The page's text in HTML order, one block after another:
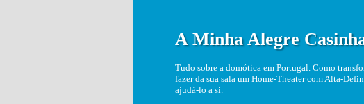
A Minha Alegre
Tudo sobre a domótica em Portugal. Como
fazer da sua sala um Home-Theater com Alta-
ajudá-lo a si.